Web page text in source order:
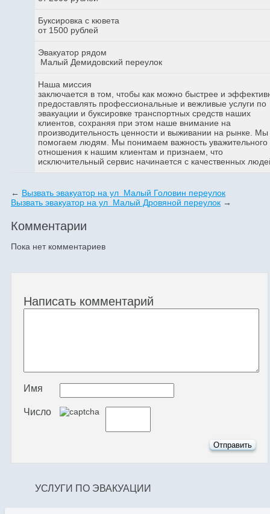
Буксировка с кювета
от 1500 рублей
Эвакуатор рядом
Малый Демидовский переулок
Наша миссия
заключается в том, чтобы как можно быстрее и
предоставлять профессиональные и вежливые услуги по
эвакуации и буксировке транспортных средств наших
клиентов, сохраняя при этом наше внимание на
производительность ценности и выживании на рынке. Мы
помогаем людям. Мы понимаем важность уважительного
отношения к нашим клиентам и признаем, что
исключительный сервис начинается с качественных
← Вызвать эвакуатор на ул Малый Головин переулок
Вызвать эвакуатор на ул Малый Дровяной переулок →
Комментарии
Пока нет комментариев
Написать комментарий
Имя
Число
УСЛУГИ ПО ЭВАКУАЦИИ